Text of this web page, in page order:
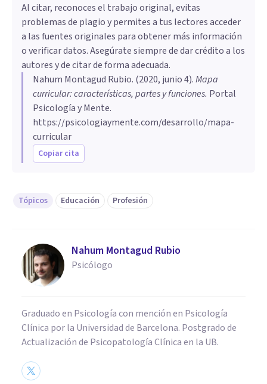
Al citar, reconoces el trabajo original, evitas
problemas de plagio y permites a tus lectores acceder
a las fuentes originales para obtener más información
o verificar datos. Asegúrate siempre de dar crédito a los
autores y de citar de forma adecuada.
Nahum Montagud Rubio. (2020, junio 4).Mapa
curricular: características, partes y funciones. Portal
Psicología y Mente.
https://psicologiaymente.com/desarrollo/mapa-
curricular
Copiar cita
Tópicos Educación Profesión
Nahum Montagud Rubio
Psicólogo
Graduado en Psicología con mención en Psicología
Clínica por la Universidad de Barcelona. Postgrado de
Actualización de Psicopatología Clínica en la UB.